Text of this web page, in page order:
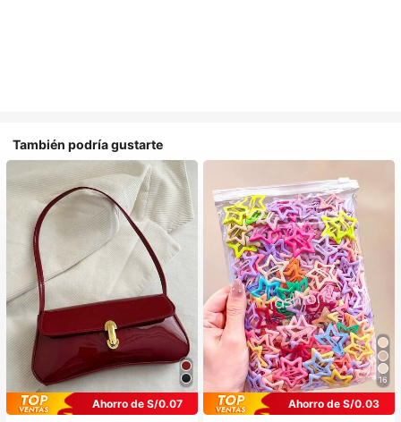
También podría gustarte
Ahorro de S/0.07
16
Ahorro de S/0.03